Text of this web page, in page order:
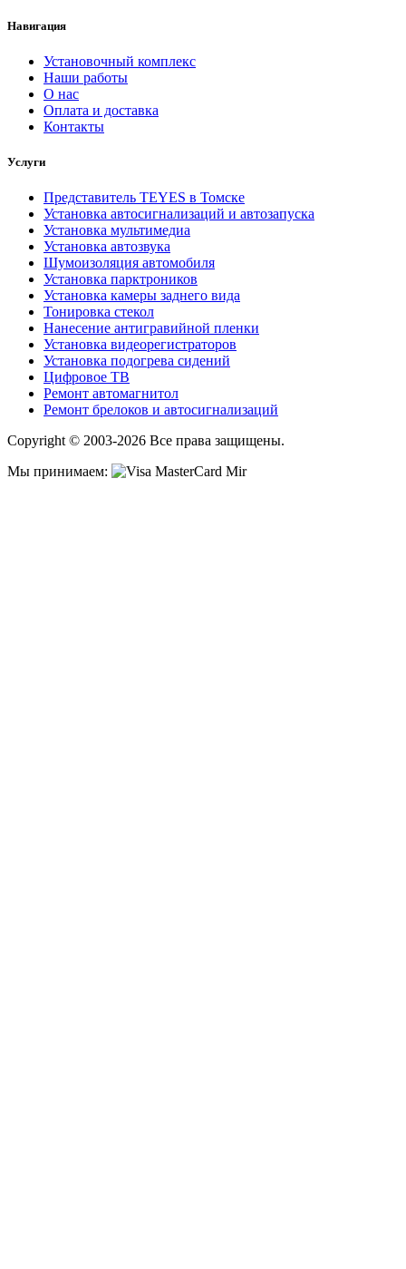
Навигация
Установочный комплекс
Наши работы
О нас
Оплата и доставка
Контакты
Услуги
Представитель TEYES в Томске
Установка автосигнализаций и автозапуска
Установка мультимедиа
Установка автозвука
Шумоизоляция автомобиля
Установка парктроников
Установка камеры заднего вида
Тонировка стекол
Нанесение антигравийной пленки
Установка видеорегистраторов
Установка подогрева сидений
Цифровое ТВ
Ремонт автомагнитол
Ремонт брелоков и автосигнализаций
Copyright © 2003-2026 Все права защищены.
Мы принимаем: